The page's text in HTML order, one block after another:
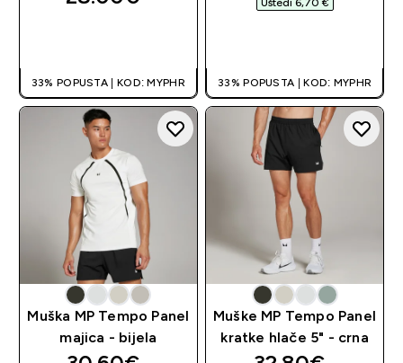
33% POPUSTA | KOD: MYPHR
Uštedi 6,70 €‎
33% POPUSTA | KOD: MYPHR
Muška MP Tempo Panel
majica - bijela
Muške MP Tempo Panel
kratke hlače 5" - crna